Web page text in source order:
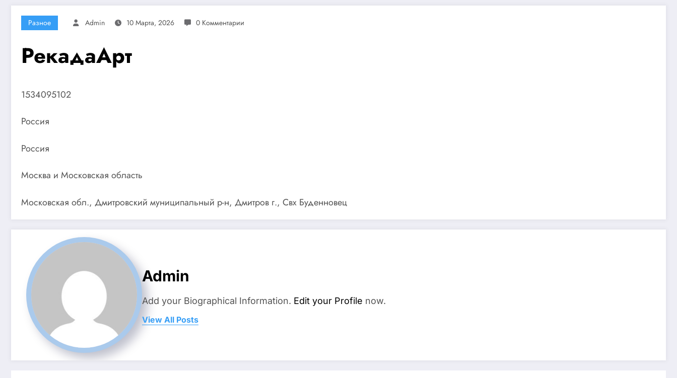
Разное Admin 10 Марта, 2026 0 Комментарии
РекадаАрт
1534095102
Россия
Россия
Москва и Московская область
Московская обл., Дмитровский муниципальный р-н, Дмитров г., Свх Буденновец
Admin
Add your Biographical Information. Edit your Profile now.
View All Posts